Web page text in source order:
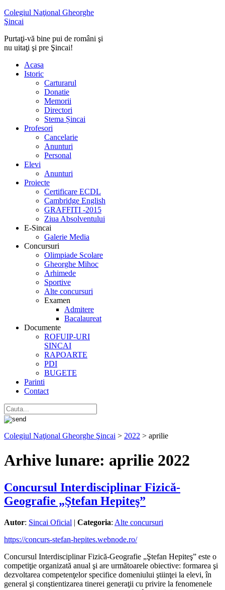
Colegiul Naţional Gheorghe
Şincai
Purtaţi-vă bine pui de români şi
nu uitaţi şi pre Şincai!
Acasa
Istoric
Carturarul
Donatie
Memorii
Directori
Stema Șincai
Profesori
Cancelarie
Anunturi
Personal
Elevi
Anunturi
Proiecte
Certificare ECDL
Cambridge English
GRAFFITI -2015
Ziua Absolventului
E-Sincai
Galerie Media
Concursuri
Olimpiade Scolare
Gheorghe Mihoc
Arhimede
Sportive
Alte concursuri
Examen
Admitere
Bacalaureat
Documente
ROFUIP-URI
SINCAI
RAPOARTE
PDI
BUGETE
Parinti
Contact
Colegiul Naţional Gheorghe Şincai > 2022 > aprilie
Arhive lunare: aprilie 2022
Concursul Interdisciplinar Fizică-
Geografie „Ştefan Hepiteş”
Autor: Sincai Oficial | Categoria: Alte concursuri
https://concurs-stefan-hepites.webnode.ro/
Concursul Interdisciplinar Fizică-Geografie „Ştefan Hepiteş” este o
competiţie organizată anual şi are următoarele obiective: formarea şi
dezvoltarea competenţelor specifice domeniului ştiinţei la elevi, în
general şi conştientizarea tinerei generaţii cu privire la fenomenele